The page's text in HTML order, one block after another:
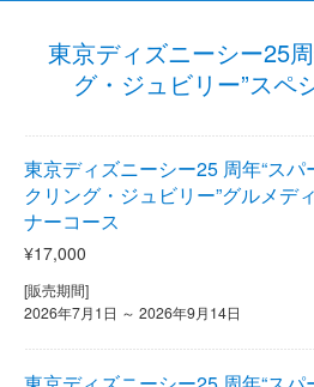
東京ディズニーシー25
グ・ジュビリー”スペ
東京ディズニーシー25 周年“スパ
クリング・ジュビリー”グルメディ
ナーコース
¥17,000
[販売期間]
2026年7月1日 ～ 2026年9月14日